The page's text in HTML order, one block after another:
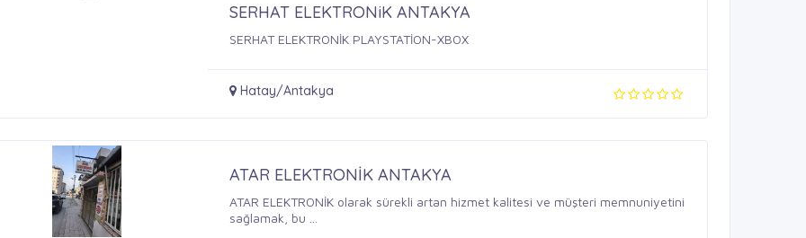
SERHAT ELEKTRONiK ANTAKYA
SERHAT ELEKTRONİK PLAYSTATİON-XBOX
Hatay/Antakya
ATAR ELEKTRONİK ANTAKYA
ATAR ELEKTRONİK olarak sürekli artan hizmet kalitesi ve müşteri memnuniyetini
sağlamak, bu ...